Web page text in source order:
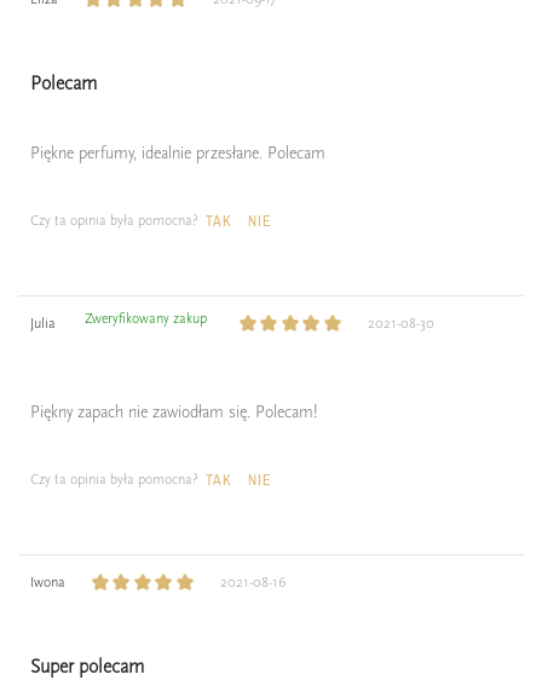
Polecam
Piękne perfumy, idealnie przesłane. Polecam
Czy ta opinia była pomocna? TAK NIE
Julia Zweryfikowany zakup 2021-08-30
Piękny zapach nie zawiodłam się. Polecam!
Czy ta opinia była pomocna? TAK NIE
Iwona 2021-08-16
Super polecam